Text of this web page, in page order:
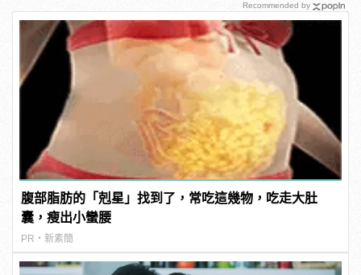
腹部脂肪的「剋星」找到了，常吃這幾物，吃走大肚
囊，瘦出小蠻腰
PR・新素簡
Recommended by